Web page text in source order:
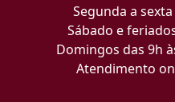
Segunda a
Sábado e
Domingos das 9h
Atendimento